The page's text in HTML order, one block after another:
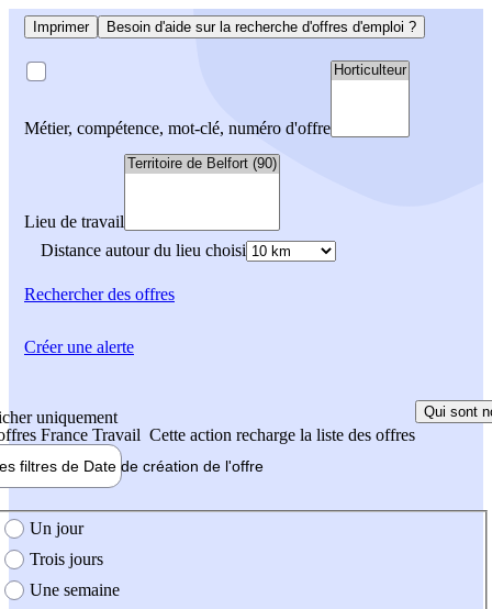
Imprimer Besoin d'aide sur la recherche d'offres d'emploi ?
Métier, compétence, mot-clé, numéro d'offre
Lieu de travail
Distance autour du lieu choisi
Rechercherdes offres
uniquement
France Travail Cette action recharge la liste des offres
Qui sont
filtres de Date de création de l'offre
création de l'offre
Un jour
Trois jours
Une semaine
Créer une alerte